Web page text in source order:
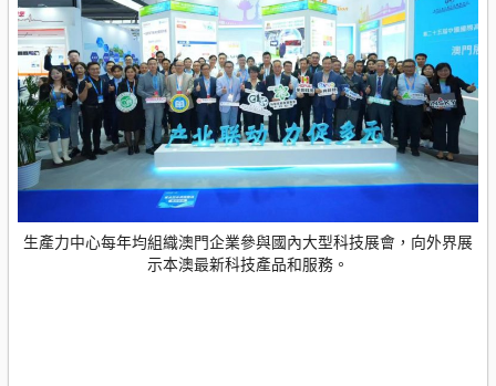
生產力中心每年均組織澳門企業參與國內大型科技展會，向外界展
示本澳最新科技產品和服務。